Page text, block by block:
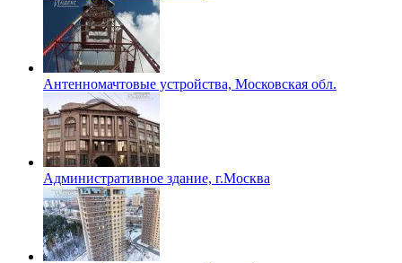
Антенномачтовые устройства, Московская обл.
Административное здание, г.Москва